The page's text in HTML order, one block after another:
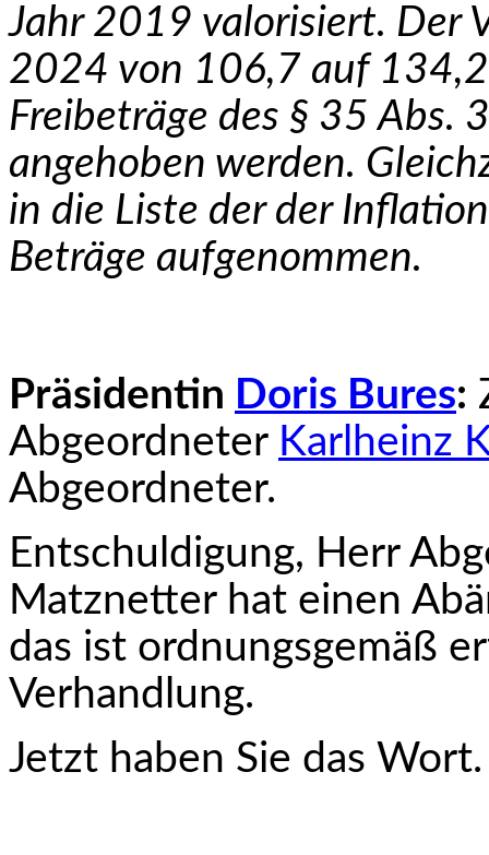
Jahr 2019 valorisiert. Der
2024 von 106,7 auf 134,2
Freibeträge des § 35 Abs.
angehoben werden.
in die Liste der der
Beträge aufgenommen.
Präsidentin Doris Bures:
Abgeordneter Karlheinz
Abgeordneter.
Entschuldigung, Herr
Matznetter hat einen
das ist ordnungsgemäß
Verhandlung.
Jetzt haben Sie das Wort.